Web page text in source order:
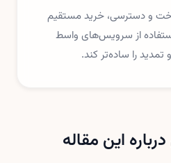
و دسترسی، خرید مستقیم
از سرویس‌های واسط
را ساده‌تر کند.
این مقاله